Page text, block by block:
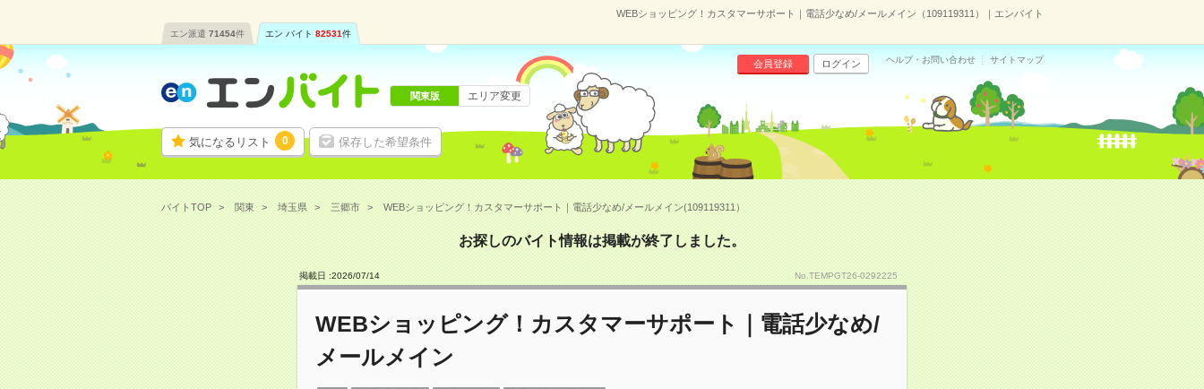
WEBショッピング！カスタマーサポート｜電話少なめ/メールメイン（109119311）｜エンバイト
エン派遣 71454件 エン バイト 82531件
気になるリスト 0 保存した希望条件
会員登録 ログイン ヘルプ・お問い合わせ サイトマップ
関東版 エリア変更
バイトTOP 関東 埼玉県 三郷市 WEBショッピング！カスタマーサポート｜電話少なめ/メールメイン(109119311）
お探しのバイト情報は掲載が終了しました。
掲載日 :2026/07/14 No.TEMPGT26-0292225
WEBショッピング！カスタマーサポート｜電話少なめ/
メールメイン